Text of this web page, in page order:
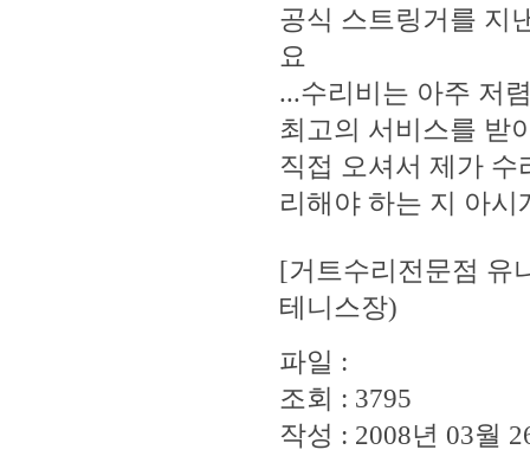
공식 스트링거를 지
요
...수리비는 아주 저
최고의 서비스를 받
직접 오셔서 제가
리해야 하는 지 아
[거트수리전문점 유
테니스장)
파일 :
조회 : 3795
작성 : 2008년 03월